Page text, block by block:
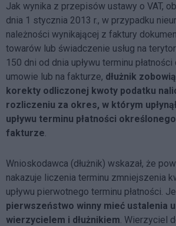
Jak wynika z przepisów ustawy o VAT,
dnia 1 stycznia 2013 r., w przypadku
należności wynikającej z faktury
towarów lub świadczenie usług na
150 dni od dnia upływu terminu
umowie lub na fakturze, dłużnik
korekty odliczonej kwoty podatku
rozliczeniu za okres, w którym
upływu terminu płatności
fakturze.
Wnioskodawca (dłużnik) wskazał, że
nakazuje liczenia terminu zmniejszenia
upływu pierwotnego terminu płatności.
pierwszeństwo winny mieć ustalenia
wierzycielem i dłużnikiem. Wierzyciel